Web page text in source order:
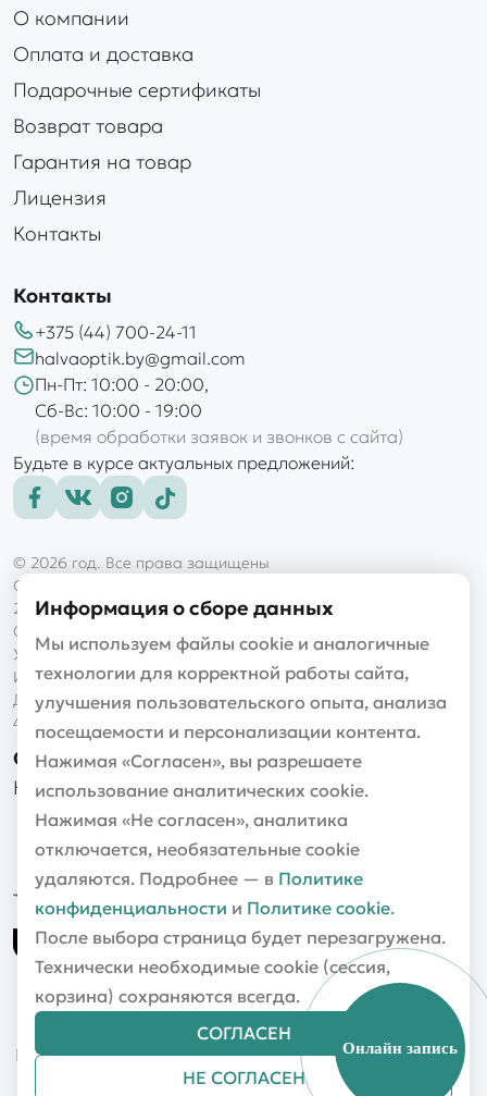
О компании
Оплата и доставка
Подарочные сертификаты
Возврат товара
Гарантия на товар
Лицензия
Контакты
Контакты
+375 (44) 700-24-11
halvaoptik.by@gmail.com
Пн-Пт: 10:00 - 20:00,
Сб-Вс: 10:00 - 19:00
(время обработки заявок и звонков с сайта)
Будьте в курсе актуальных предложений:
© 2026 год. Все права защищены
ООО «Голд оптик»
220101, г. Минск, пр-т Рокоссовского, д. 145, пом. 9Н
Свидетельство выдано Мингорисполкомом 16.11.2017
УНП 192997038
Интернет-магазин «halvaoptik.by»
Дата регистрации в торговом реестре 29.04.2020, №
480459
OPTIKA24.by
Наш партнер: сайт об оптике и офтальмологии
Политика конфиденциальности
Политика обработки файлов cookie Настройки Cookie
Информация о сборе данных
Мы используем файлы cookie и аналогичные
технологии для корректной работы сайта,
улучшения пользовательского опыта, анализа
посещаемости и персонализации контента.
Нажимая «Согласен», вы разрешаете
использование аналитических cookie.
Нажимая «Не согласен», аналитика
отключается, необязательные cookie
удаляются. Подробнее — в Политике
конфиденциальности и Политике cookie.
После выбора страница будет перезагружена.
Технически необходимые cookie (сессия,
корзина) сохраняются всегда.
СОГЛАСЕН
НЕ СОГЛАСЕН
Онлайн запись